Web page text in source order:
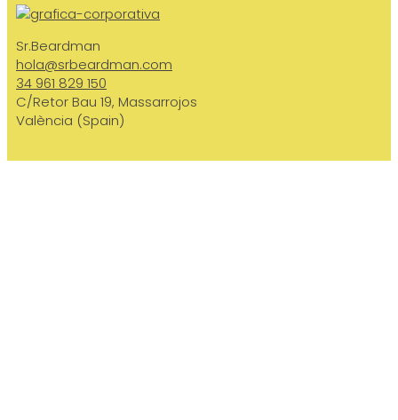
Sr.Beardman
hola@srbeardman.com
34 961 829 150
C/Retor Bau 19, Massarrojos
València (Spain)